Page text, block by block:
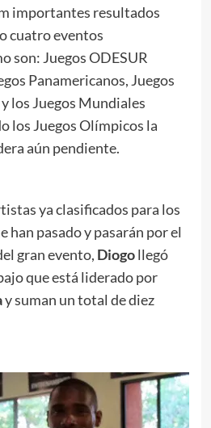
importantes resultados
cuatro eventos
son: Juegos ODESUR
Panamericanos, Juegos
los Juegos Mundiales
los Juegos Olímpicos la
aún pendiente.
ya clasificados para los
han pasado y pasarán por el
gran evento, Diogollegó
que está liderado por
y suman un total de diez